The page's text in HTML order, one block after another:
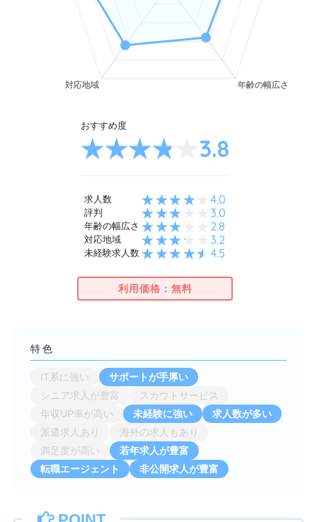
おすすめ度
3.8
求人数 4.0
評判 3.0
年齢の幅広さ 2.8
対応地域 3.2
未経験求人数 4.5
利用価格：無料
特色
IT系に強い
サポートが手厚い
シニア求人が豊富
スカウトサービス
年収UP率が高い
未経験に強い
求人数が多い
派遣求人あり
海外の求人もあり
満足度が高い
若年求人が豊富
転職エージェント
非公開求人が豊富